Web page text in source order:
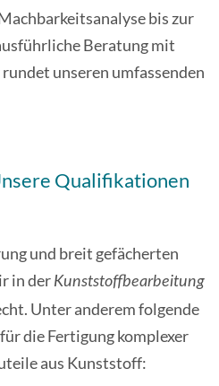
bis zur
Beratung mit
unseren umfassenden
Qualifikationen
und breit gefächerten
in der Kunststoffbearbeitung
Unter anderem folgende
die Fertigung komplexer
aus Kunststoff: